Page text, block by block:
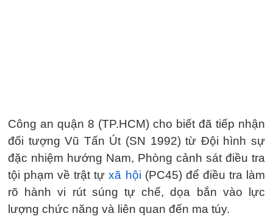
Công an quận 8 (TP.HCM) cho biết đã tiếp nhận
đối tượng Vũ Tấn Út (SN 1992) từ Đội hình sự
đặc nhiệm hướng Nam, Phòng cảnh sát điều tra
tội phạm về trật tựxã hội (PC45) để điều tra làm
rõ hành vi rút súng tự chế, dọa bắn vào lực
lượng chức năng và liên quan đến ma túy.